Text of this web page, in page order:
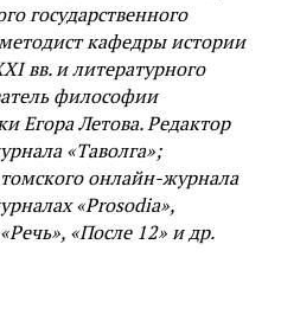
государственного
кафедры истории
вв. и литературного
философии
Егора Летова. Редактор
«Таволга»;
онлайн-журнала
«Prosodia»,
«После 12» и др.